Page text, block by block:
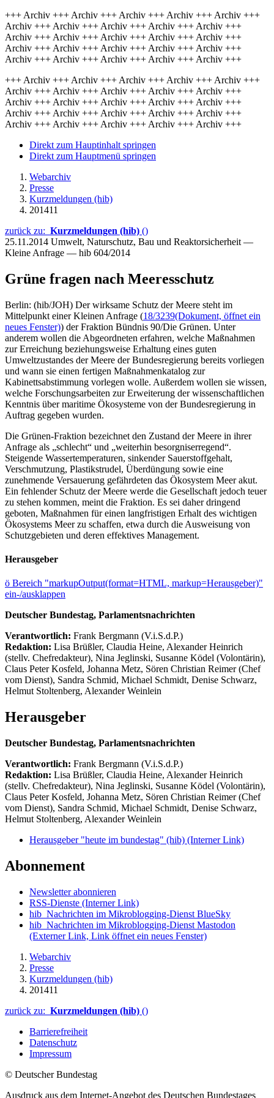
+++ Archiv +++ Archiv +++ Archiv +++ Archiv +++ Archiv +++
Archiv +++ Archiv +++ Archiv +++ Archiv +++ Archiv +++
Archiv +++ Archiv +++ Archiv +++ Archiv +++ Archiv +++
Archiv +++ Archiv +++ Archiv +++ Archiv +++ Archiv +++
Archiv +++ Archiv +++ Archiv +++ Archiv +++ Archiv +++
+++ Archiv +++ Archiv +++ Archiv +++ Archiv +++ Archiv +++
Archiv +++ Archiv +++ Archiv +++ Archiv +++ Archiv +++
Archiv +++ Archiv +++ Archiv +++ Archiv +++ Archiv +++
Archiv +++ Archiv +++ Archiv +++ Archiv +++ Archiv +++
Archiv +++ Archiv +++ Archiv +++ Archiv +++ Archiv +++
Direkt zum Hauptinhalt springen
Direkt zum Hauptmenü springen
Webarchiv
Presse
Kurzmeldungen (hib)
201411
zurück zu: Kurzmeldungen (hib) ()
25.11.2014 Umwelt, Naturschutz, Bau und Reaktorsicherheit —
Kleine Anfrage — hib 604/2014
Grüne fragen nach Meeresschutz
Berlin: (hib/JOH) Der wirksame Schutz der Meere steht im
Mittelpunkt einer Kleinen Anfrage (18/3239(Dokument, öffnet ein
neues Fenster)) der Fraktion Bündnis 90/Die Grünen. Unter
anderem wollen die Abgeordneten erfahren, welche Maßnahmen
zur Erreichung beziehungsweise Erhaltung eines guten
Umweltzustandes der Meere der Bundesregierung bereits vorliegen
und wann sie einen fertigen Maßnahmenkatalog zur
Kabinettsabstimmung vorlegen wolle. Außerdem wollen sie wissen,
welche Forschungsarbeiten zur Erweiterung der wissenschaftlichen
Kenntnis über maritime Ökosysteme von der Bundesregierung in
Auftrag gegeben wurden.
Die Grünen-Fraktion bezeichnet den Zustand der Meere in ihrer
Anfrage als „schlecht“ und „weiterhin besorgniserregend“.
Steigende Wassertemperaturen, sinkender Sauerstoffgehalt,
Verschmutzung, Plastikstrudel, Überdüngung sowie eine
zunehmende Versauerung gefährdeten das Ökosystem Meer akut.
Ein fehlender Schutz der Meere werde die Gesellschaft jedoch teuer
zu stehen kommen, meint die Fraktion. Es sei daher dringend
geboten, Maßnahmen für einen langfristigen Erhalt des wichtigen
Ökosystems Meer zu schaffen, etwa durch die Ausweisung von
Schutzgebieten und deren effektives Management.
Herausgeber
ö Bereich "markupOutput(format=HTML, markup=Herausgeber)"
ein-/ausklappen
Deutscher Bundestag, Parlamentsnachrichten
Verantwortlich: Frank Bergmann (V.i.S.d.P.)
Redaktion: Lisa Brüßler, Claudia Heine, Alexander Heinrich
(stellv. Chefredakteur), Nina Jeglinski, Susanne Ködel (Volontärin),
Claus Peter Kosfeld, Johanna Metz, Sören Christian Reimer (Chef
vom Dienst), Sandra Schmid, Michael Schmidt, Denise Schwarz,
Helmut Stoltenberg, Alexander Weinlein
Herausgeber
Deutscher Bundestag, Parlamentsnachrichten
Verantwortlich: Frank Bergmann (V.i.S.d.P.)
Redaktion: Lisa Brüßler, Claudia Heine, Alexander Heinrich
(stellv. Chefredakteur), Nina Jeglinski, Susanne Ködel (Volontärin),
Claus Peter Kosfeld, Johanna Metz, Sören Christian Reimer (Chef
vom Dienst), Sandra Schmid, Michael Schmidt, Denise Schwarz,
Helmut Stoltenberg, Alexander Weinlein
Herausgeber "heute im bundestag" (hib) (Interner Link)
Abonnement
Newsletter abonnieren
RSS-Dienste (Interner Link)
hib_Nachrichten im Mikroblogging-Dienst BlueSky
hib_Nachrichten im Mikroblogging-Dienst Mastodon
(Externer Link, Link öffnet ein neues Fenster)
Webarchiv
Presse
Kurzmeldungen (hib)
201411
zurück zu: Kurzmeldungen (hib) ()
Barrierefreiheit
Datenschutz
Impressum
© Deutscher Bundestag
Ausdruck aus dem Internet-Angebot des Deutschen Bundestages